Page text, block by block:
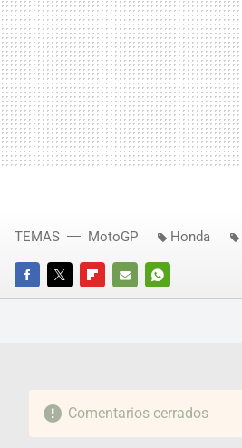
FACEBOOKTWITTERFLIPBOARD
E-
WHATSAPP
TEMAS MotoGP Honda
Comentarios cerrados